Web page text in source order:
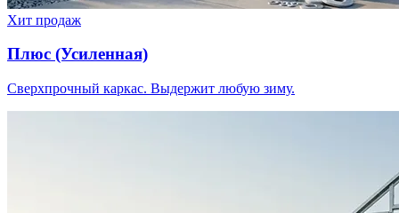
Хит продаж
Плюс (Усиленная)
Сверхпрочный каркас. Выдержит любую зиму.